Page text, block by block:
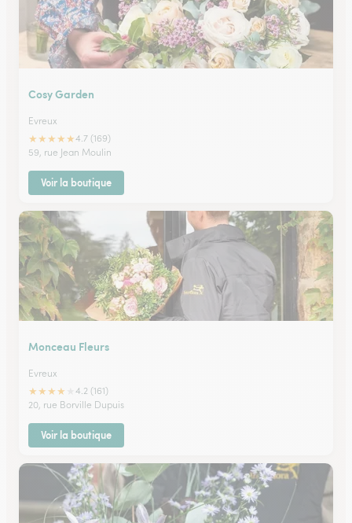
Cosy Garden
Evreux
★★★★★4.7 (169)
59, rue Jean Moulin
Voir la boutique
Monceau Fleurs
Evreux
★★★★
4.2 (161)
20, rue Borville Dupuis
Voir la boutique